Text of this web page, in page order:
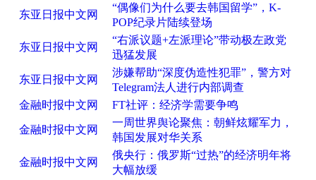
东亚日报中文网
“偶像们为什么要去韩国留学”，K-
POP纪录片陆续登场
东亚日报中文网
“右派议题+左派理论”带动极左政党
迅猛发展
东亚日报中文网
涉嫌帮助“深度伪造性犯罪”，警方对
Telegram法人进行内部调查
金融时报中文网
FT社评：经济学需要争鸣
金融时报中文网
一周世界舆论聚焦：朝鲜炫耀军力，
韩国发展对华关系
金融时报中文网
俄央行：俄罗斯“过热”的经济明年将
大幅放缓